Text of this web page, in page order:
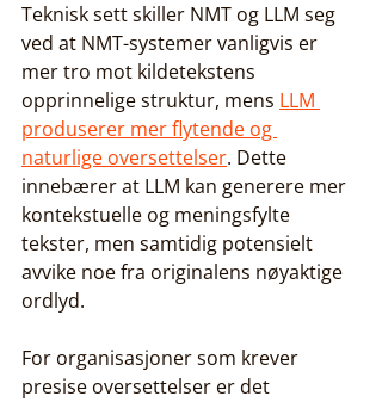
Teknisk sett skiller NMT og LLM seg
ved at NMT-systemer vanligvis er
mer tro mot kildetekstens
opprinnelige struktur, mens LLM
produserer mer flytende og
naturlige oversettelser. Dette
innebærer at LLM kan generere mer
kontekstuelle og meningsfylte
tekster, men samtidig potensielt
avvike noe fra originalens nøyaktige
ordlyd.
For organisasjoner som krever
presise oversettelser er det